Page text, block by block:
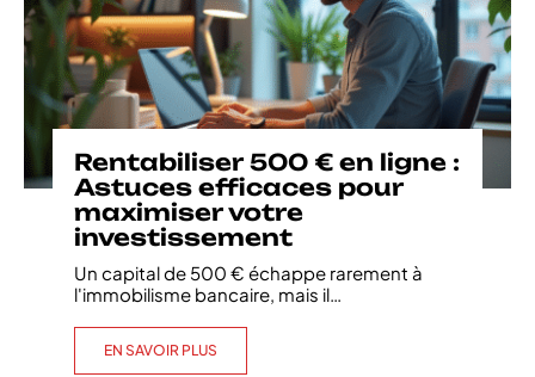
Rentabiliser 500 € en ligne :
Astuces efficaces pour
maximiser votre
investissement
Un capital de 500 € échappe rarement à
l'immobilisme bancaire, mais il…
EN SAVOIR PLUS